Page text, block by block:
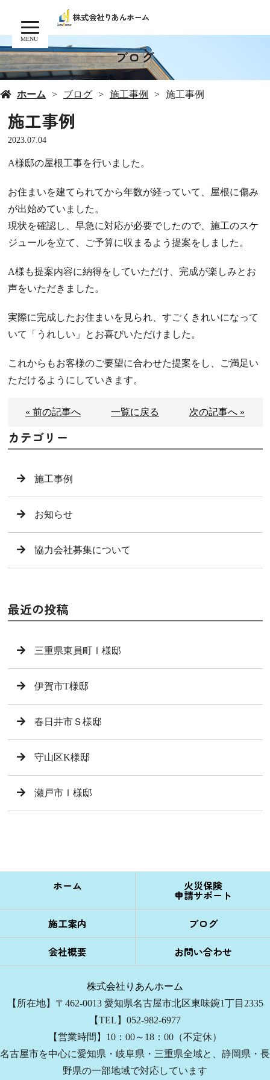
MENU
ブログ
ホーム ブログ 施工事例 施工事例
施工事例
2023.07.04
A様邸の屋根工事を行いました。
お住まいを建てられてから年数が経っていて、屋根に傷み
が出始めていました。
現状を確認し、早急に対応が必要でしたので、施工のスケ
ジュールを立て、ご予算に収まるよう提案をしました。
A様も提案内容に納得をしていただけ、完成が楽しみとお
声をいただきました。
実際に完成したお住まいを見られ、すごくきれいになって
いて「うれしい」とお喜びいただけました。
これからもお客様のご要望に合わせた提案をし、ご満足い
ただけるようにしていきます。
« 前の記事へ 一覧に戻る 次の記事へ »
カテゴリー
施工事例
お知らせ
協力会社募集について
最近の投稿
三重県東員町Ⅰ様邸
伊賀市T様邸
春日井市Ｓ様邸
守山区K様邸
瀬戸市Ⅰ様邸
ホーム 火災保険
申請サポート
施工案内
ブログ
会社概要
お問い合わせ
株式会社りあんホーム
【所在地】〒462-0013 愛知県名古屋市北区東味鋺1丁目2335
【TEL】052-982-6977
【営業時間】10：00～18：00（不定休）
名古屋市を中心に愛知県・岐阜県・三重県全域と、静岡県・長
野県の一部地域で対応しています